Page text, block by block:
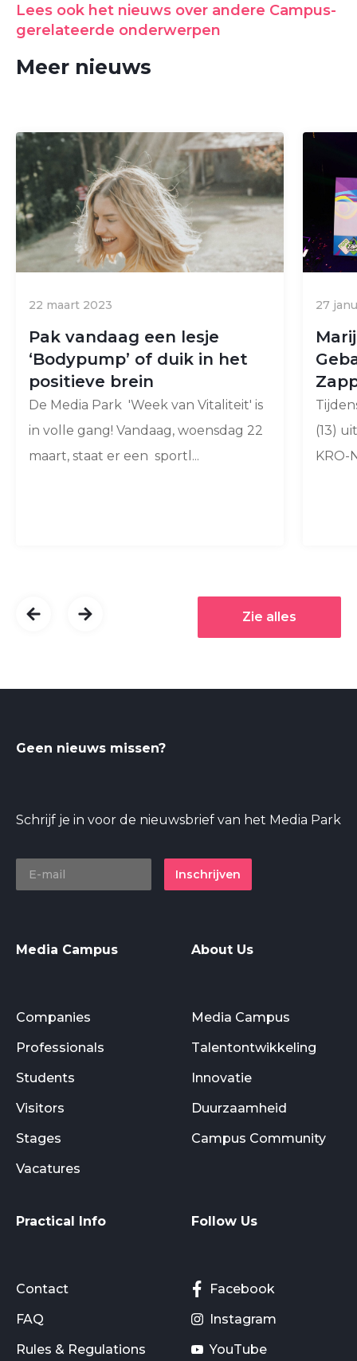
Lees ook het nieuws over andere Campus-
gerelateerde onderwerpen
Meer nieuws
22 maart 2023
Pak vandaag een lesje
‘Bodypump’ of duik in het
positieve brein
De Media Park 'Week van Vitaliteit' is
in volle gang! Vandaag, woensdag 22
maart, staat er een sportl...
27
(13)
KRO-
Zie alles
Geen nieuws missen?
Schrijf je in voor de nieuwsbrief van het Media Park
Inschrijven
Media Campus
Companies
Professionals
Students
Visitors
Stages
Vacatures
About Us
Media Campus
Talentontwikkeling
Innovatie
Duurzaamheid
Campus Community
Practical Info
Contact
FAQ
Rules & Regulations
Follow Us
Facebook
Instagram
YouTube